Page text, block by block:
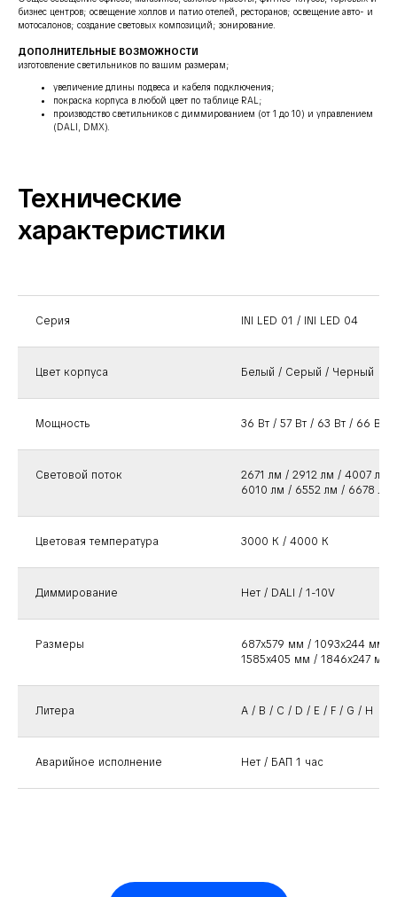
бизнес центров; освещение холлов и патио отелей, ресторанов; освещение авто- и
мотосалонов; создание световых композиций; зонирование.
ДОПОЛНИТЕЛЬНЫЕ ВОЗМОЖНОСТИ
изготовление светильников по вашим размерам;
увеличение длины подвеса и кабеля подключения;
покраска корпуса в любой цвет по таблице RAL;
производство светильников с диммированием (от 1 до 10) и управлением
(DALI, DMX).
Технические
характеристики
Серия INI LED 01 / INI LED 04
Цвет корпуса Белый / Серый / Черный
Мощность 36 Вт / 57 Вт / 63 Вт / 66 Вт
Световой поток
2671 лм / 2912 лм / 4007
6010 лм / 6552 лм / 6678
Цветовая температура 3000 К / 4000 К
Диммирование Нет / DALI / 1-10V
Размеры
687x579 мм / 1093x244 мм /
1585x405 мм / 1846x247 мм
Литера A / B / C / D / E / F / G / H
Аварийное исполнение Нет / БАП 1 час